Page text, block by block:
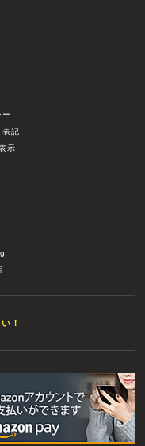
表記
示
！